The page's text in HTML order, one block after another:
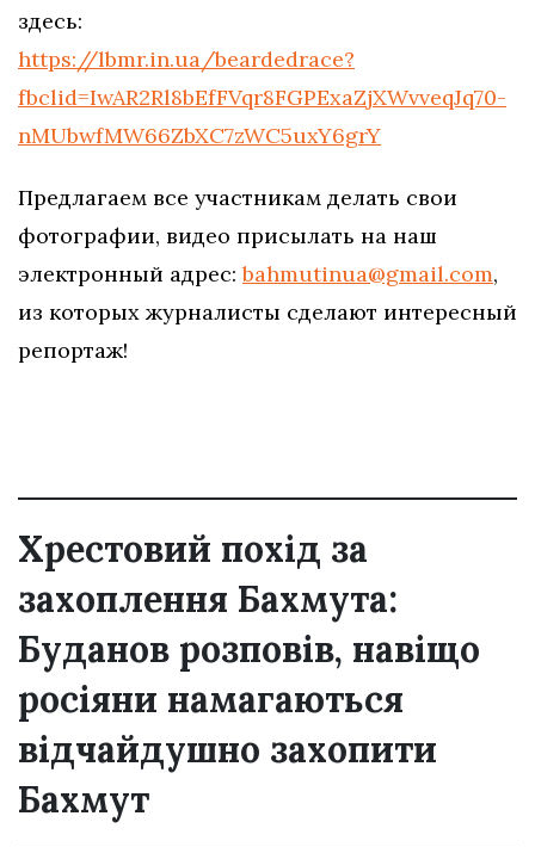
здесь:
https://lbmr.in.ua/beardedrace?
fbclid=IwAR2Rl8bEfFVqr8FGPExaZjXWvveqJq70-
nMUbwfMW66ZbXC7zWC5uxY6grY
Предлагаем все участникам делать свои
фотографии, видео присылать на наш
электронный адрес:bahmutinua@gmail.com,
из которых журналисты сделают интересный
репортаж!
Хрестовий похід за
захоплення Бахмута:
Буданов розповів, навіщо
росіяни намагаються
відчайдушно захопити
Бахмут